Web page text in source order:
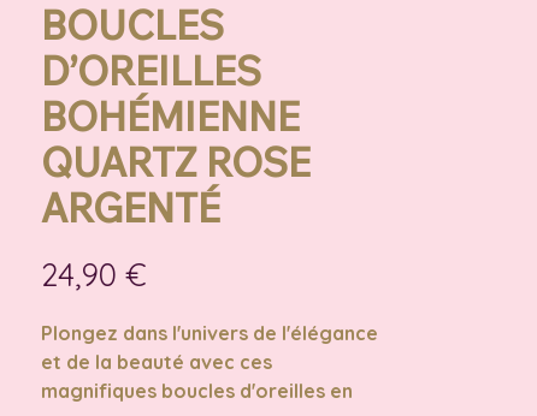
BOUCLES
D’OREILLES
BOHÉMIENNE
QUARTZ ROSE
ARGENTÉ
24,90 €
Plongez dans l'univers de l'élégance
et de la beauté avec ces
magnifiques boucles d'oreilles en